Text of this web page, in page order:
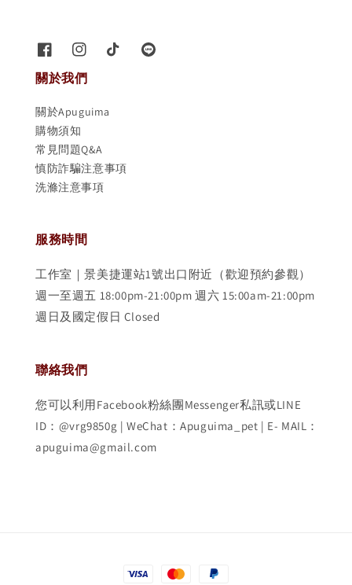
關於我們
關於Apuguima
購物須知
常見問題Q&A
慎防詐騙注意事項
洗滌注意事項
服務時間
工作室｜景美捷運站1號出口附近（歡迎預約參觀）
週一至週五 18:00pm-21:00pm 週六 15:00am-21:00pm
週日及國定假日 Closed
聯絡我們
您可以利用Facebook粉絲團Messenger私訊或LINE
ID：@vrg9850g | WeChat：Apuguima_pet | E- MAIL：
apuguima@gmail.com